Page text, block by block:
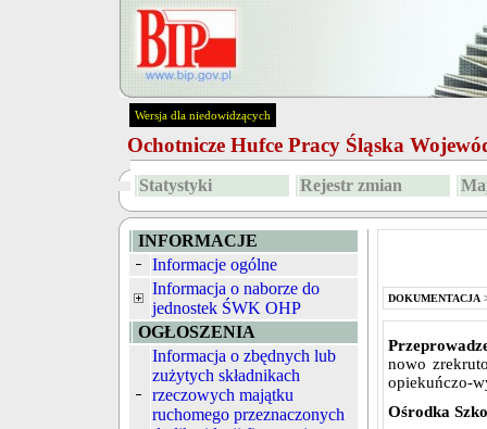
Wersja dla niedowidzących
Ochotnicze Hufce Pracy Śląska
Statystyki Rejestr zmian
INFORMACJE
Informacje ogólne
Informacja o naborze do
jednostek ŚWK OHP
OGŁOSZENIA
Informacja o zbędnych lub
zużytych składnikach
rzeczowych majątku
ruchomego przeznaczonych
DOKUMENTACJA
nowo
opiekuńczo-
Ośrodka